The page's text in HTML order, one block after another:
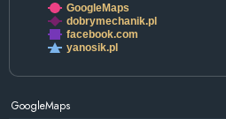
GoogleMaps
dobrymechanik.pl
facebook.com
yanosik.pl
GoogleMaps